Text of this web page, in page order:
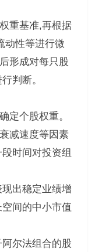
重基准,再根据
动性等进行微
形成对每只股
判断。
定个股权重。
减速度等因素
时间对投资组
出稳定业绩增
间的中小市值
尔法组合的股